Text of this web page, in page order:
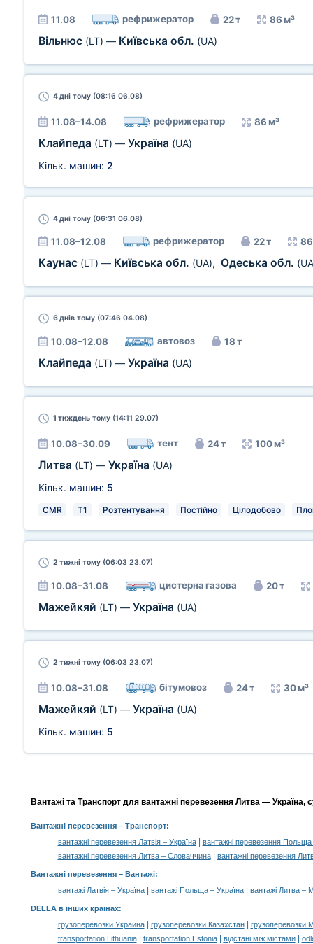
11.08 рефрижератор 22 т 86 м³
Вільнюс (LT) — Київська обл. (UA)
4 дні тому (08:16 06.08)
11.08–14.08 рефрижератор 86 м³
Клайпеда (LT) — Україна (UA)
Кільк. машин: 2
4 дні тому (06:31 06.08)
11.08–12.08 рефрижератор 22 т
Каунас (LT) — Київська обл. (UA), Одеська обл.
6 днів тому (07:46 04.08)
10.08–12.08 автовоз 18 т
Клайпеда (LT) — Україна (UA)
1 тиждень тому (14:11 29.07)
10.08–30.09 тент 24 т 100 м³
Литва (LT) — Україна (UA)
Кільк. машин: 5
CMR T1 Розтентування Постійно Цілодобово
2 тижні тому (06:03 23.07)
10.08–31.08 цистерна газова 20 т
Мажейкяй (LT) — Україна (UA)
2 тижні тому (06:03 23.07)
10.08–31.08 бітумовоз 24 т 30 м³
Мажейкяй (LT) — Україна (UA)
Кільк. машин: 5
Вантажі та Транспорт для вантажні перевезення Литва — Україна,
Вантажні перевезення– Транспорт:
вантажні перевезення Латвія – Україна|
вантажні перевезення Польща
вантажні перевезення Литва – Словаччина| вантажні перевезення
Вантажні перевезення – Вантажі:
вантажі Латвія – Україна| вантажі Польща – Україна| вантажі Литва –
DELLA в інших країнах:
грузоперевозки Украина| грузоперевозки Казахстан|
грузоперевозки
transportation Lithuania| transportation Estonia| відстані між містами|